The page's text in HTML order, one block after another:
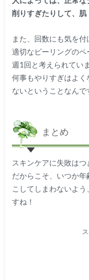
削りすぎたりして、肌
また、回数にも気を付
適切なピーリングの
週1回と考えられていま
何事もやりすぎはよ
ないということなんで
まとめ
スキンケアに失敗はつ
だからこそ、いつか
こしてしまわないよ
すね！